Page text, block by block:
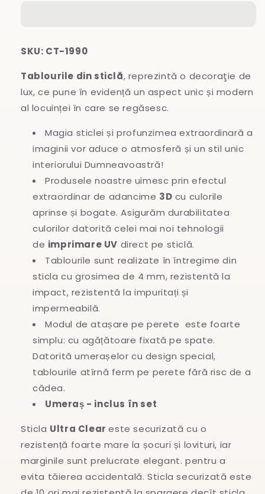
SKU: CT-1990
Tablourile din sticlă, reprezintă o decoraţie de
lux, ce pune în evidență un aspect unic și modern
al locuinței în care se regăsesc.
Magia sticlei și profunzimea extraordinară a
imaginii vor aduce o atmosferă și un stil unic
interiorului Dumneavoastră!
Produsele noastre uimesc prin efectul
extraordinar de adancime 3D cu culorile
aprinse și bogate. Asigurăm durabilitatea
culorilor datorită celei mai noi tehnologii
de imprimare UV direct pe sticlă.
Tablourile sunt realizate în întregimedin
sticla cu grosimea de 4 mm, rezistentă la
impact, rezistentă la impuritați și
impermeabilă.
Modul de atașare pe perete este foarte
simplu: cu agățătoare fixată pe spate.
Datorită umerașelor cu design special,
tablourile atîrnă ferm pe perete fără risc de a
cădea.
Umeraș - inclus în set
Sticla Ultra Cleareste securizată cu o
rezistență foarte mare la șocuri și lovituri, iar
marginile sunt prelucrate elegant. pentru a
evita tăierea accidentală. Sticla securizată este